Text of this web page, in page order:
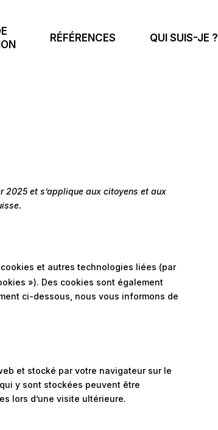
RÉFÉRENCES QUI SUIS-JE ?
2025 et s’applique aux citoyens et aux
et autres technologies liées (par
»). Des cookies sont également
ci-dessous, nous vous informons de
et stocké par votre navigateur sur le
y sont stockées peuvent être
lors d’une visite ultérieure.